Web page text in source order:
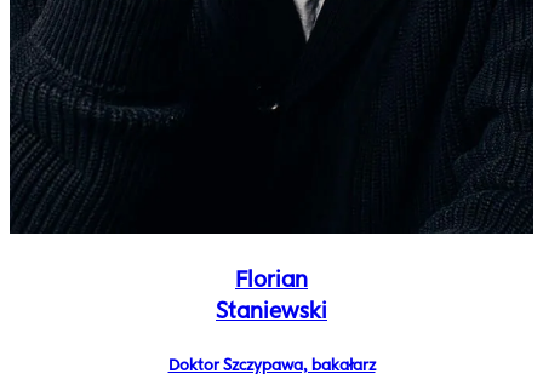
Florian
Staniewski
Doktor Szczypawa, bakałarz